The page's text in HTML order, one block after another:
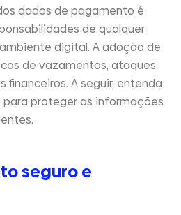
dados de pagamento é
de qualquer
digital. A adoção de
de vazamentos, ataques
financeiros. A seguir, entenda
proteger as informações
seguro e